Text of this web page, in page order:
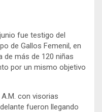
fue testigo del
de Gallos Femenil, en
de más de 120 niñas
por un mismo objetivo
con visorias
fueron llegando